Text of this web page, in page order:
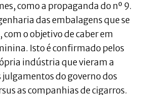
como a propaganda do nº 9.
das embalagens que se
o objetivo de caber em
Isto é confirmado pelos
indústria que vieram a
do governo dos
as companhias de cigarros.